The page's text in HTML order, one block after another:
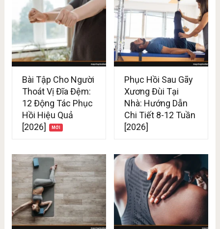
Bài Tập Cho Người
Thoát Vị Đĩa Đệm:
12 Động Tác Phục
Hồi Hiệu Quả
[2026]
Phục Hồi Sau Gãy
Xương Đùi Tại
Nhà: Hướng Dẫn
Chi Tiết 8-12 Tuần
[2026]